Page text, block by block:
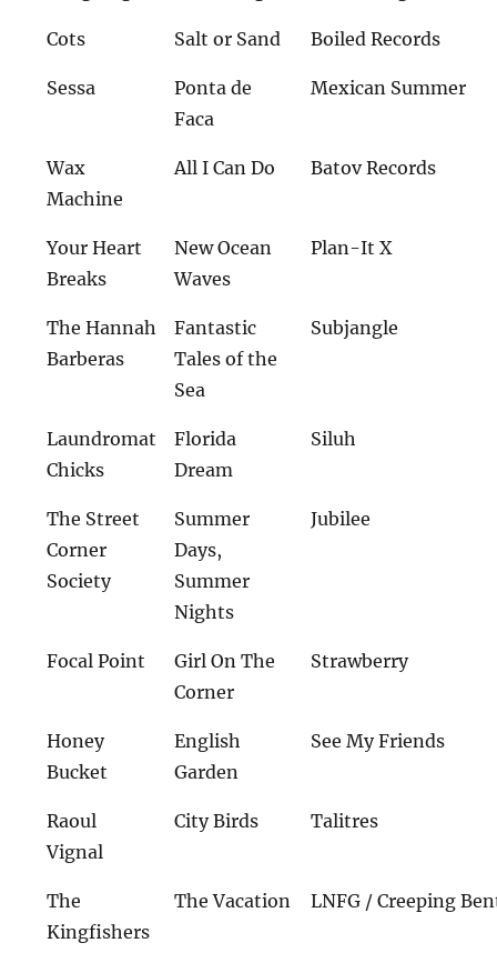
Cots Salt or Sand Boiled Records
Sessa
Ponta de
Faca
Mexican Summer
Wax
Machine
All I Can Do Batov Records
Your Heart
Breaks
New Ocean
Waves
Plan-It X
The Hannah
Barberas
Fantastic
Tales of the
Sea
Subjangle
Laundromat
Chicks
Florida
Dream
Siluh
The Street
Corner
Society
Summer
Days,
Summer
Nights
Jubilee
Focal Point
Girl On The
Corner
Strawberry
Honey
Bucket
English
Garden
See My Friends
Raoul
Vignal
City Birds Talitres
The
Kingfishers
The Vacation LNFG / Creeping